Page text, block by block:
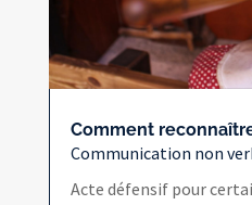
Comment
Communication non
Acte défensif pour